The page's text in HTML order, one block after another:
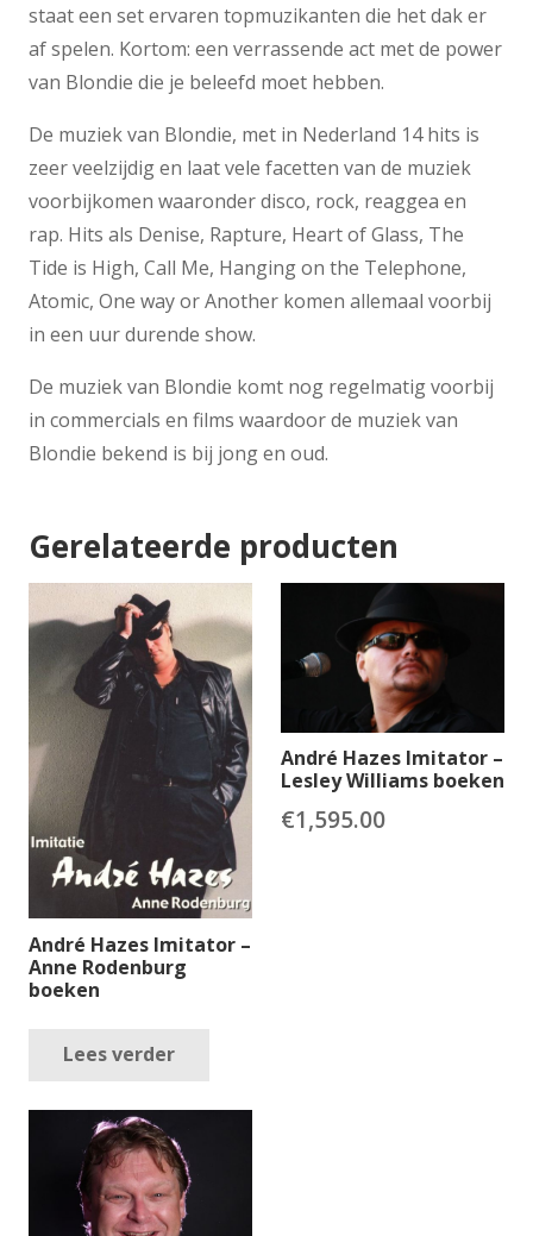
staat een set ervaren topmuzikanten die het dak er
af spelen. Kortom: een verrassende act met de power
van Blondie die je beleefd moet hebben.
De muziek van Blondie, met in Nederland 14 hits is
zeer veelzijdig en laat vele facetten van de muziek
voorbijkomen waaronder disco, rock, reaggea en
rap. Hits als Denise, Rapture, Heart of Glass, The
Tide is High, Call Me, Hanging on the Telephone,
Atomic, One way or Another komen allemaal voorbij
in een uur durende show.
De muziek van Blondie komt nog regelmatig voorbij
in commercials en films waardoor de muziek van
Blondie bekend is bij jong en oud.
Gerelateerde producten
André Hazes Imitator –
Anne Rodenburg
boeken
Lees verder
André Hazes Imitator –
Lesley Williams boeken
€1,595.00